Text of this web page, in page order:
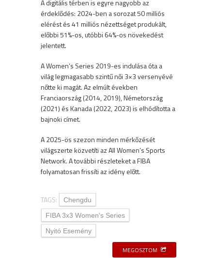
A digitális térben is egyre nagyobb az
érdeklődés: 2024-ben a sorozat 50 milliós
elérést és 41 milliós nézettséget produkált,
előbbi 51%-os, utóbbi 64%-os növekedést
jelentett.
A Women’s Series 2019-es indulása óta a
világ legmagasabb szintű női 3×3 versenyévé
nőtte ki magát. Az elmúlt években
Franciaország (2014, 2019), Németország
(2021) és Kanada (2022, 2023) is elhódította a
bajnoki címet.
A 2025-ös szezon minden mérkőzését
világszerte közvetíti az All Women’s Sports
Network. A további részleteket a FIBA
folyamatosan frissíti az idény előtt.
TAGS:
Chengdu
FIBA 3x3 Women's Series
Nyitó Esemény
MEGOSZTOM